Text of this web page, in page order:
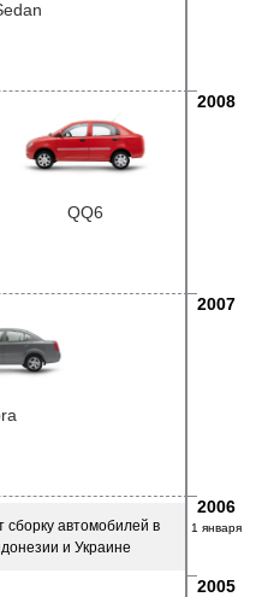
2008
QQ6
2007
2006
1 января
сборку автомобилей в
и Украине
2005